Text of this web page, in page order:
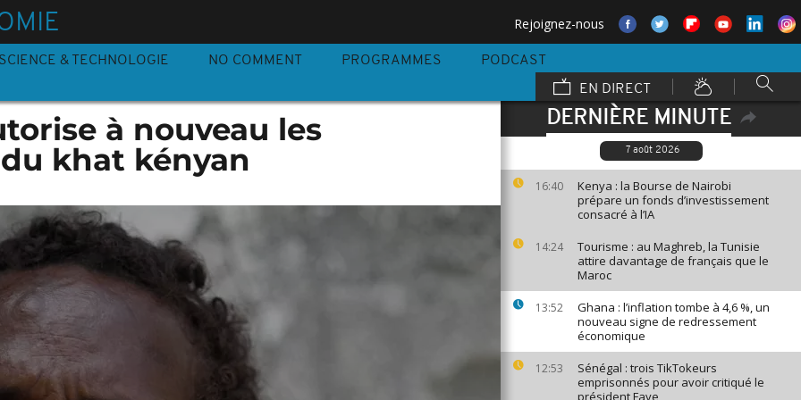
Rejoignez-nous
SCIENCE & TECHNOLOGIE NO COMMENT PROGRAMMES
PODCAST
EN DIRECT
DERNIÈRE MINUTE
7 août 2026
16:40
Kenya : la Bourse de Nairobi
prépare un fonds d’investissement
consacré à l’IA
14:24
Tourisme : au Maghreb, la Tunisie
attire davantage de français que le
Maroc
13:52
Ghana : l’inflation tombe à 4,6 %, un
nouveau signe de redressement
économique
12:53
Sénégal : trois TikTokeurs
emprisonnés pour avoir critiqué le
président Faye
à nouveau les
khat kényan